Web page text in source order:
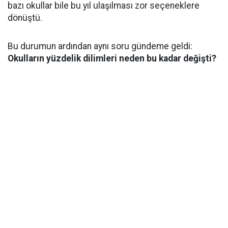
bazı okullar bile bu yıl ulaşılması zor seçeneklere
dönüştü.
Bu durumun ardından aynı soru gündeme geldi:
Okulların yüzdelik dilimleri neden bu kadar değişti?